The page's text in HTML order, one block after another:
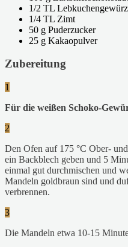
1/2 TL Lebkuchengewürz
1/4 TL Zimt
50 g Puderzucker
25 g Kakaopulver
Zubereitung
1
Für die weißen Schoko-
2
Den Ofen auf 175 °C Ober-
ein Backblech geben und 5
einmal gut durchmischen und
Mandeln goldbraun sind und
verbrennen.
3
Die Mandeln etwa 10-15